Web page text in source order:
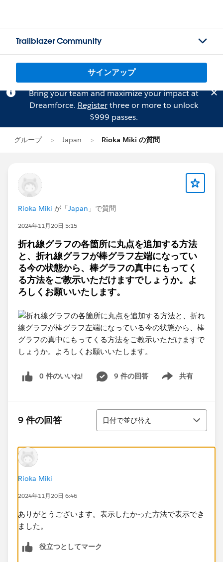
Trailblazer Community
サインアップ
Bring your team and maximize your impact at
Dreamforce. Registerthree or more to unlock
$999 passes.
グループ Japan Rioka Miki の質問
Rioka Miki が「Japan 」で質問
2024年11月20日 5:15
折れ線グラフの各箇所に丸点を追加する方法
と、折れ線グラフが棒グラフ左端になってい
る今の状態から、棒グラフの真中にもってく
る方法をご教示いただけますでしょうか。よ
ろしくお願いいたします。
0 件のいいね! 9 件の回答 共有
Show menu
9 件の回答
並び替え
日付で並び替え
Rioka Miki
2024年11月20日 6:46
ありがとうございます。表示したかった方法で表示でき
ました。
役立つとしてマーク